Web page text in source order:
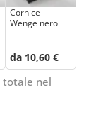
Cornice –
Wenge nero
da 10,60 €
totale nel